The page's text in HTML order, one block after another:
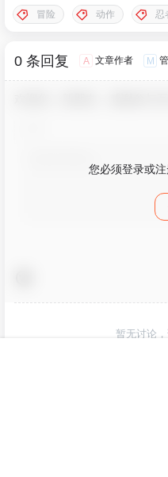
冒险 动作 忍
0 条回复 A 文章作者 M
您必须登录或
暂无讨论